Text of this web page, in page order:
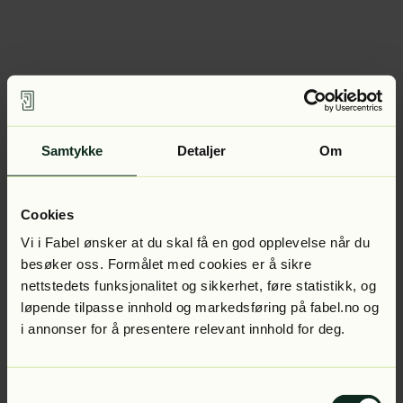
Samtykke Detaljer Om
Cookies
Vi i Fabel ønsker at du skal få en god opplevelse når du
besøker oss. Formålet med cookies er å sikre
nettstedets funksjonalitet og sikkerhet, føre statistikk, og
løpende tilpasse innhold og markedsføring på fabel.no og
i annonser for å presentere relevant innhold for deg.